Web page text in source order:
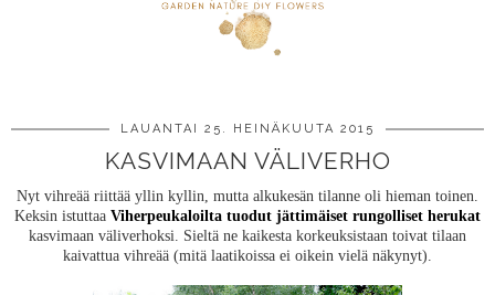
LAUANTAI 25. HEINÄKUUTA 2015
KASVIMAAN VÄLIVERHO
Nyt vihreää riittää yllin kyllin, mutta alkukesän tilanne oli hieman toinen.
Keksin istuttaa Viherpeukaloilta tuodut jättimäiset rungolliset herukat
kasvimaan väliverhoksi. Sieltä ne kaikesta korkeuksistaan toivat tilaan
kaivattua vihreää (mitä laatikoissa ei oikein vielä näkynyt).